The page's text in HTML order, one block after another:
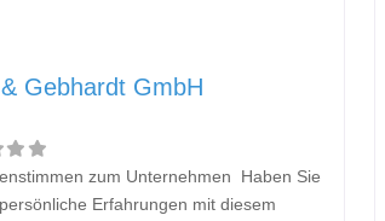
Gebhardt GmbH
zum Unternehmen Haben Sie
Erfahrungen mit diesem